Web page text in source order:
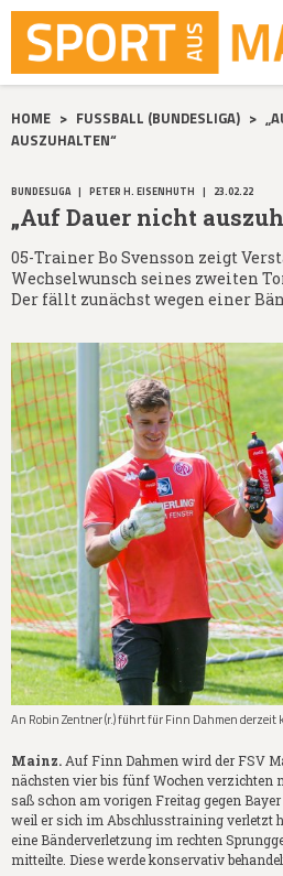
HOME > FUSSBALL (BUNDESLIGA) >
AUSZUHALTEN“
BUNDESLIGA | PETER H. EISENHUTH | 23.02.22
„Auf Dauer nicht
05-Trainer Bo Svensson zeigt
Wechselwunsch seines zweiten
Der fällt zunächst wegen einer
An Robin Zentner (r.) führt für Finn Dahmen derzeit
Mainz. Auf Finn Dahmen wird der FSV
nächsten vier bis fünf Wochen verzichten
saß schon am vorigen Freitag gegen
weil er sich im Abschlusstraining verletzt
eine Bänderverletzung im rechten
mitteilte. Diese werde konservativ